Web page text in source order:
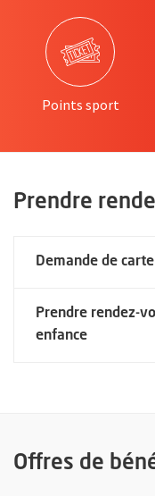
Braderie d'Angers
TOUTES LES
Associations
Demande de
Demande de
Appel aux dons
Points sport
Prendre
Demande de
Prendre rendez-
enfance, Ouvre
Offres de